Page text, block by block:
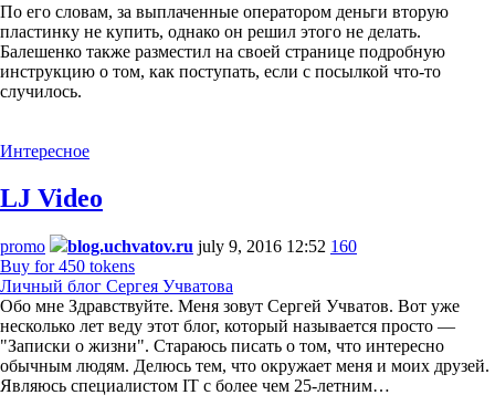
По его словам, за выплаченные оператором деньги вторую
пластинку не купить, однако он решил этого не делать.
Балешенко также разместил на своей странице подробную
инструкцию о том, как поступать, если с посылкой что-то
случилось.
Интересное
LJ Video
promo blog.uchvatov.ru july 9, 2016 12:52 160
Buy for 450 tokens
Личный блог Сергея Учватова
Обо мне Здравствуйте. Меня зовут Сергей Учватов. Вот уже
несколько лет веду этот блог, который называется просто —
"Записки о жизни". Стараюсь писать о том, что интересно
обычным людям. Делюсь тем, что окружает меня и моих друзей.
Являюсь специалистом IT с более чем 25-летним…